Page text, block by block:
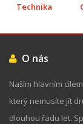
Technika
O nás
Naším hlavním
který nemusíte jít
dlouhou řadu let.